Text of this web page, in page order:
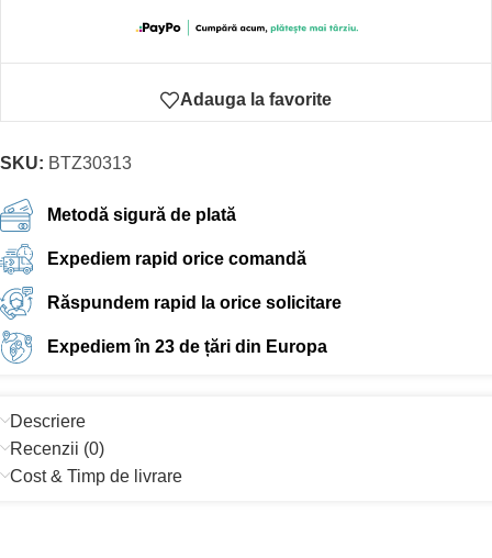
Adauga la favorite
SKU: BTZ30313
Metodă sigură de plată
Expediem rapid orice comandă
Răspundem rapid la orice solicitare
Expediem în 23 de țări din Europa
Descriere
Recenzii (0)
Cost & Timp de livrare